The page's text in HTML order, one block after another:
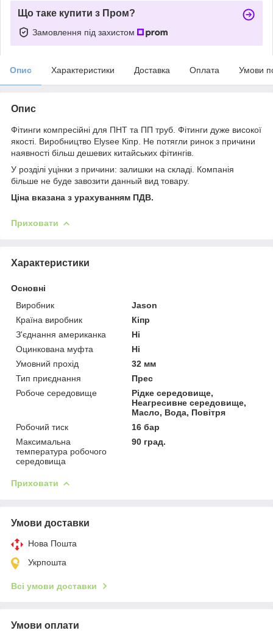
Що таке купити з Пром?
Замовлення під захистом
Опис Характеристики Доставка Оплата Умови
Опис
Фітинги компресійні для ПНТ та ПП труб. Фітинги дуже високої
якості. Виробництво Elysee Кіпр. Не потягли ринок з причини
наявності більш дешевих китайських фітингів.
У розділі уцінки з причини: залишки на складі. Компанія
більше не буде завозити данный вид товару.
Ціна вказана з урахуванням ПДВ.
Приховати
Характеристики
Основні
Виробник
Jason
Країна виробник
Кіпр
З'єднання американка
Ні
Оцинкована муфта
Ні
Умовний прохід
32 мм
Тип приєднання
Прес
Робоче середовище
Рідке середовище,
Неагресивне середовище,
Масло, Вода, Повітря
Робочий тиск
16 бар
Максимальна
температура робочого
середовища
90 град.
Приховати
Умови доставки
Нова Пошта
Укрпошта
Всі умови доставки
Умови оплати